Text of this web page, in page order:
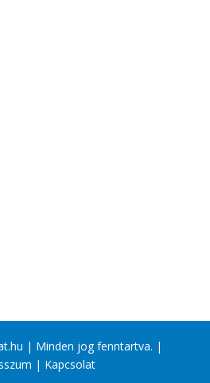
| Minden jog fenntartva. |
| Kapcsolat